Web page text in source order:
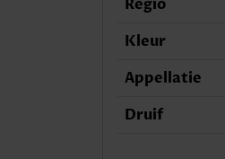
Regio
Kleur
Appellatie
Druif